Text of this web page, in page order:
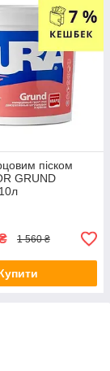
піском
GRUND
1 560 ₴